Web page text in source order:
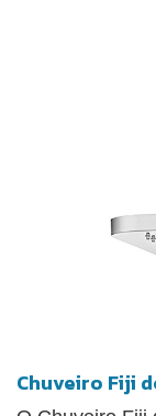
Chuveiro Fiji